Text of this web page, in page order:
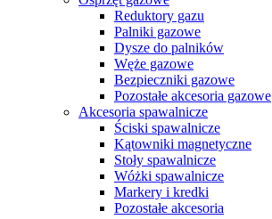
Reduktory gazu
Palniki gazowe
Dysze do palników
Węże gazowe
Bezpieczniki gazowe
Pozostałe akcesoria gazowe
Akcesoria spawalnicze
Ściski spawalnicze
Kątowniki magnetyczne
Stoły spawalnicze
Wóżki spawalnicze
Markery i kredki
Pozostałe akcesoria